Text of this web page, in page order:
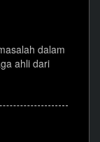
dalam
ahli dari